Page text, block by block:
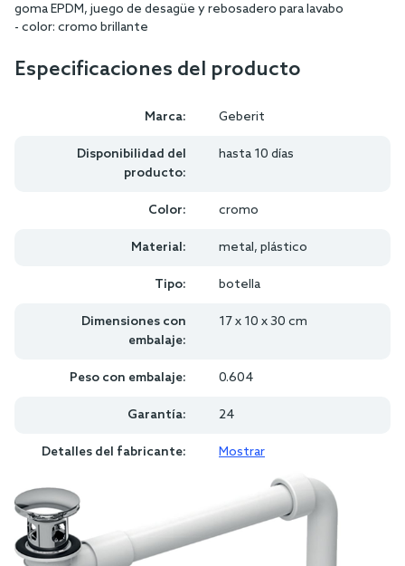
goma EPDM, juego de desagüe y rebosadero para lavabo
- color: cromo brillante
Especificaciones del producto
Marca: Geberit
Disponibilidad del
producto:
hasta 10 días
Color: cromo
Material: metal, plástico
Tipo: botella
Dimensiones con
embalaje:
17 x 10 x 30 cm
Peso con embalaje: 0.604
Garantía: 24
Detalles del fabricante: Mostrar